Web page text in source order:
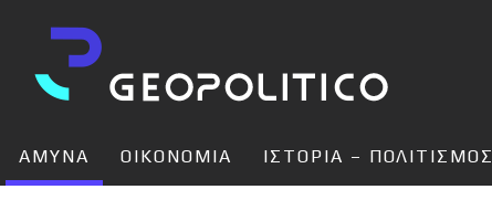
ΑΜΥΝΑ ΟΙΚΟΝΟΜΙΑ ΙΣΤΟΡΙΑ – ΠΟΛΙΤΙΣΜΟΣ